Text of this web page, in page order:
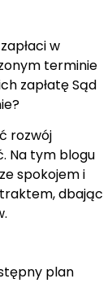
w
terminie
zapłatę Sąd
rozwój
Na tym blogu
spokojem i
dbając
plan